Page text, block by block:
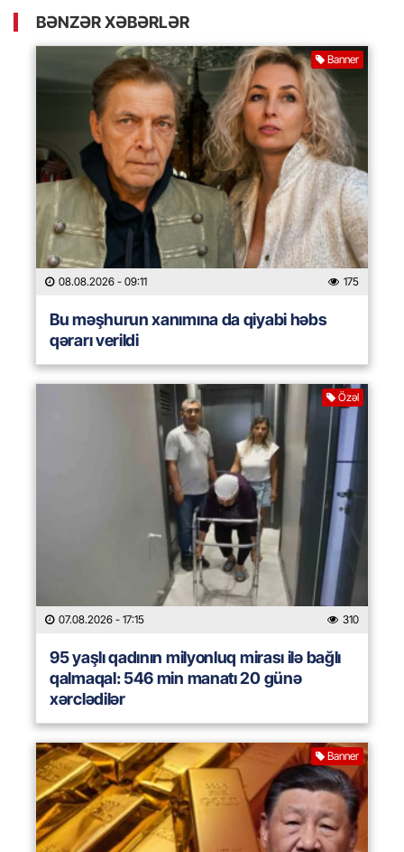
BƏNZƏR XƏBƏRLƏR
Banner
08.08.2026 - 09:11 175
Bu məşhurun xanımına da qiyabi həbs
qərarı verildi
Özəl
07.08.2026 - 17:15 310
95 yaşlı qadının milyonluq mirası ilə bağlı
qalmaqal: 546 min manatı 20 günə
xərclədilər
Banner